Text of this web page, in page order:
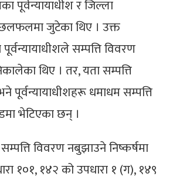
पूर्वन्यायाधीश र जिल्ला
जुटेका थिए । उक्त
सम्पत्ति विवरण
थिए । तर, यता सम्पत्ति
पूर्वन्यायाधीशहरू धमाधम सम्पत्ति
भेटिएका छन् ।
विवरण नबुझाउने निष्कर्षमा
१०१, १४२ को उपधारा १ (ग), १४९